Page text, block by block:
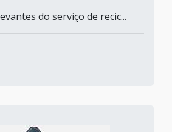
do serviço de recic...